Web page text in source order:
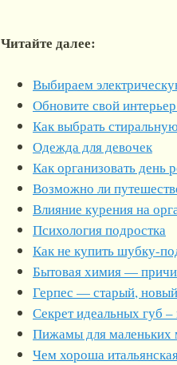
Читайте далее:
Выбираем
Обновите свой
Как выбрать
Одежда для девочек
Как организовать день
Возможно ли
Влияние курения на
Психология подростка
Как не купить шубку-
Бытовая химия —
Герпес — старый,
Секрет идеальных губ
Пижамы для маленьких
Чем хороша